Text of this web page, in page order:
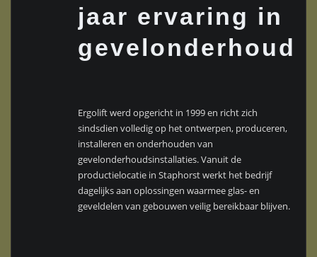
jaar ervaring in
gevelonderhoud
Ergolift werd opgericht in 1999 en richt zich
sindsdien volledig op het ontwerpen, produceren,
installeren en onderhouden van
gevelonderhoudsinstallaties. Vanuit de
productielocatie in Staphorst werkt het bedrijf
dagelijks aan oplossingen waarmee glas- en
geveldelen van gebouwen veilig bereikbaar blijven.